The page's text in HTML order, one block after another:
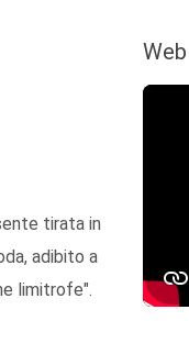
tirata in
adibito a
limitrofe".